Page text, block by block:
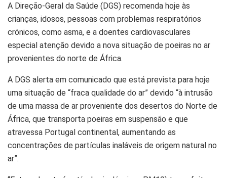
A Direção-Geral da Saúde (DGS) recomenda hoje às
crianças, idosos, pessoas com problemas respiratórios
crónicos, como asma, e a doentes cardiovasculares
especial atenção devido a nova situação de poeiras no ar
provenientes do norte de África.
A DGS alerta em comunicado que está prevista para hoje
uma situação de “fraca qualidade do ar” devido “à intrusão
de uma massa de ar proveniente dos desertos do Norte de
África, que transporta poeiras em suspensão e que
atravessa Portugal continental, aumentando as
concentrações de partículas inaláveis de origem natural no
ar”.